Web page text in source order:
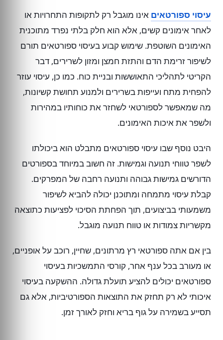
עיסוי ספורטאים אינו מוגבל רק לתקופות התחרויות או
לאחר אימונים קשים, אלא הוא חלק בלתי נפרד מתוכנית
האימונים השוטפת. שימוש קבוע בעיסוי ספורטאים תורם
לשיפור זרימת הדם והתזת חמצן ומזון לשרירים, דבר
הקריטי לתהליכי התאוששות ובניית כוח. כמו כן, עיסוי עוזר
להפחית מתח ועייפות בשרירים ולמנוע תחושת קשיונות,
מה שמאפשר לספורטאי לשחזר את כוחותיו במהירות
ולשפר את איכות האימונים.
היבט נוסף שבו עיסוי ספורטאים מתבלט הוא ביכולתו
לשפר טווחי תנועה וגמישות. זה חשוב במיוחד בספורטים
הדורשים גמישות גבוהה ותנועה רחבה של המפרקים.
קבלת עיסוי מתמחה ומתוכנן יכולה להביא לשיפור
משמעותי בביצועים, תוך הפחתת הסיכוי לפציעות כתוצאה
מקשריות צמודות או טווח תנועה מוגבל.
בין אם אתה ספורטאי רץ מרתונים, שחיין, רוכב על אופניים,
או מעורב בכל ענף אחר, קורסי התמשכיות בעיסוי
ספורטאים יכולים להציע תועלת גדולה. ההשקעה בעיסוי
איכותי לא רק תחזק את התוצאות הספורטיביות, אלא גם
תסייע בשמירה על גוף בריא וחזק לאורך זמן.